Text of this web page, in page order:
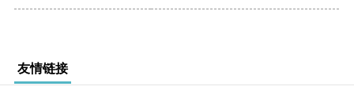
友情链接